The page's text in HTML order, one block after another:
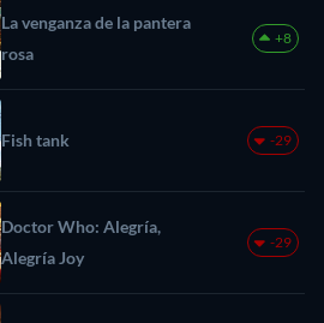
La venganza de la pantera
rosa
+8
Fish tank -29
Doctor Who: Alegría,
Alegría Joy
-29